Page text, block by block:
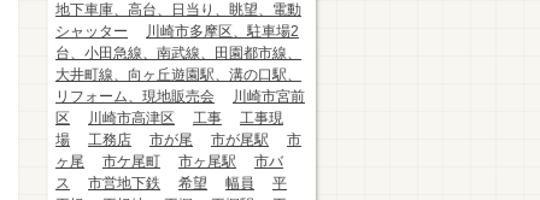
地下車庫、高台、日当り、眺望、電動
シャッター
川崎市多摩区、駐車場2
台、小田急線、南武線、田園都市線、
大井町線、向ヶ丘遊園駅、溝の口駅、
リフォーム、現地販売会
川崎市宮前
区
川崎市高津区 工事
工事現
場
工務店 市が尾 市が尾駅
市
ヶ尾
市ケ尾町 市ヶ尾駅
市バ
ス
市営地下鉄 希望 幅員
平